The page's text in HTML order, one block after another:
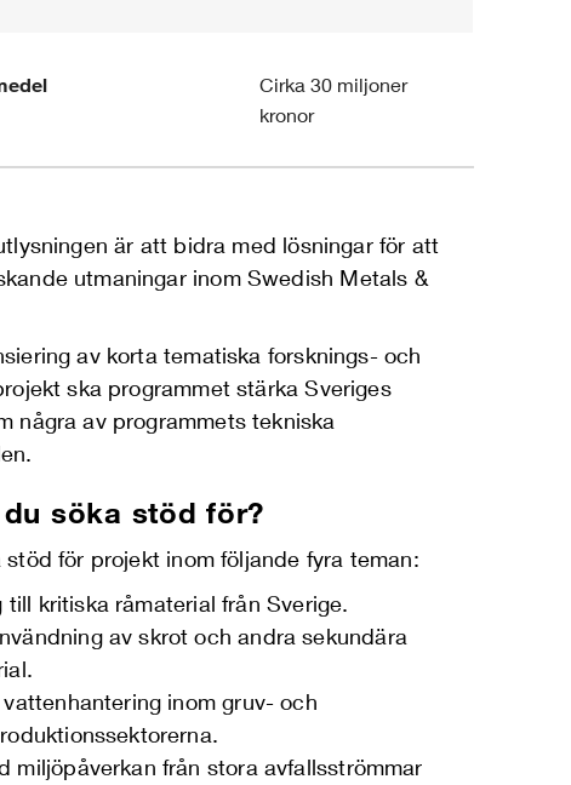
Cirka 30 miljoner
kronor
är att bidra med lösningar för att
utmaningar inom Swedish Metals &
av korta tematiska forsknings- och
ska programmet stärka Sveriges
några av programmets tekniska
söka stöd för?
stöd för projekt inom följande fyra teman:
till kritiska råmaterial från Sverige.
av skrot och andra sekundära
inom gruv- och
miljöpåverkan från stora avfallsströmmar